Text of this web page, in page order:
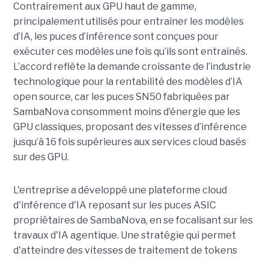
Contrairement aux GPU haut de gamme,
principalement utilisés pour entraîner les modèles
d’IA, les puces d’inférence sont conçues pour
exécuter ces modèles une fois qu’ils sont entraînés.
L’accord reflète la demande croissante de l’industrie
technologique pour la rentabilité des modèles d’IA
open source, car les puces SN50 fabriquées par
SambaNova consomment moins d’énergie que les
GPU classiques, proposant des vitesses d’inférence
jusqu’à 16 fois supérieures aux services cloud basés
sur des GPU.
L'entreprise a développé une plateforme cloud
d'inférence d'IA reposant sur les puces ASIC
propriétaires de SambaNova, en se focalisant sur les
travaux d'IA agentique. Une stratégie qui permet
d'atteindre des vitesses de traitement de tokens